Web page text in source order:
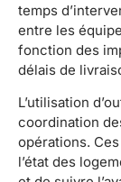
temps
entre les
fonction des
délais de
L’utilisation
coordination
opérations.
l’état des